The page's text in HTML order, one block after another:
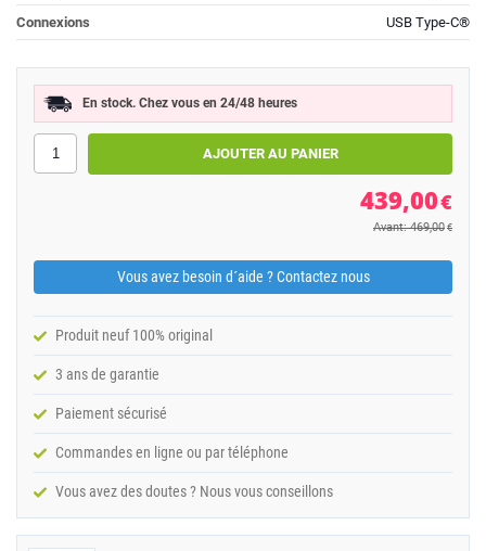
Connexions USB Type-C®
En stock. Chez vous en 24/48 heures
439,00€
Avant: 469,00 €
Vous avez besoin d´aide ? Contactez nous
Produit neuf 100% original
3 ans de garantie
Paiement sécurisé
Commandes en ligne ou par téléphone
Vous avez des doutes ? Nous vous conseillons